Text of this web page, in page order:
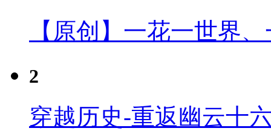
【原创】一花一世界
2
穿越历史-重返幽云十